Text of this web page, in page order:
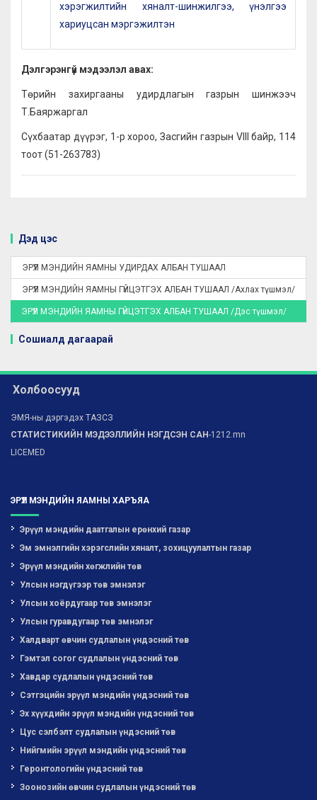
хэрэгжилтийн хяналт-шинжилгээ, үнэлгээ
хариуцсан мэргэжилтэн
Дэлгэрэнгүй мэдээлэл авах:
Төрийн захиргааны удирдлагын газрын шинжээч
Т.Баяржаргал
Сүхбаатар дүүрэг, 1-р хороо, Засгийн газрын VIII байр, 114
тоот (51-263783)
Дэд цэс
ЭРҮҮЛ МЭНДИЙН ЯАМНЫ УДИРДАХ АЛБАН ТУШААЛ
ЭРҮҮЛ МЭНДИЙН ЯАМНЫ ГҮЙЦЭТГЭХ АЛБАН ТУШААЛ /Ахлах түшмэл/
ЭРҮҮЛ МЭНДИЙН ЯАМНЫ ГҮЙЦЭТГЭХ АЛБАН ТУШААЛ /Дэс түшмэл/
Сошиалд дагаарай
Холбоосууд
ЭМЯ-ны дэргэдэх ТАЗСЗ
СТАТИСТИКИЙН МЭДЭЭЛЛИЙН НЭГДСЭН САН-1212.mn
LICEMED
ЭРҮҮЛ МЭНДИЙН ЯАМНЫ ХАРЪЯА
Эрүүл мэндийн даатгалын ерөнхий газар
Эм эмнэлгийн хэрэгслийн хяналт, зохицуулалтын газар
Эрүүл мэндийн хөгжлийн төв
Улсын нэгдүгээр төв эмнэлэг
Улсын хоёрдугаар төв эмнэлэг
Улсын гуравдугаар төв эмнэлэг
Халдварт өвчин судлалын үндэсний төв
Гэмтэл согог судлалын үндэсний төв
Хавдар судлалын үндэсний төв
Сэтгэцийн эрүүл мэндийн үндэсний төв
Эх хүүхдийн эрүүл мэндийн үндэсний төв
Цус сэлбэлт судлалын үндэсний төв
Нийгмийн эрүүл мэндийн үндэсний төв
Геронтологийн үндэсний төв
Зоонозийн өвчин судлалын үндэсний төв